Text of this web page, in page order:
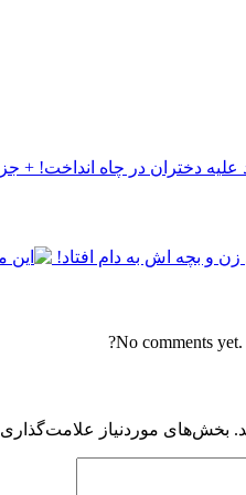
No comments yet.
بخش‌های موردنیاز علامت‌گذاری